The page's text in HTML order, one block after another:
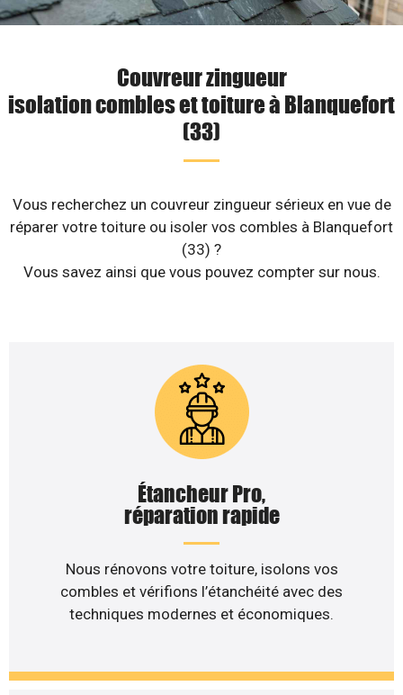
Couvreur zingueur
isolation combles et toiture à Blanquefort
(33)
Vous recherchez un couvreur zingueur sérieux en vue de
réparer votre toiture ou isoler vos combles à Blanquefort
(33) ?
Vous savez ainsi que vous pouvez compter sur nous.
Étancheur Pro,
réparation rapide
Nous rénovons votre toiture, isolons vos
combles et vérifions l’étanchéité avec des
techniques modernes et économiques.